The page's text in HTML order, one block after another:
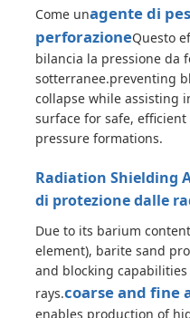
Fatory Tour
Controllo di qualità
Contattaci
notizie
Tutti i casi
Persolfati
Come unagente di
perforazioneQuesto
bilancia la pressione da
sotterranee.preventing
collapse while assisting
surface for safe,
pressure formations.
Radiation Shielding
di protezione dalle
Due to its barium
element), barite sand
and blocking
rays.coarse and fine
enables production of